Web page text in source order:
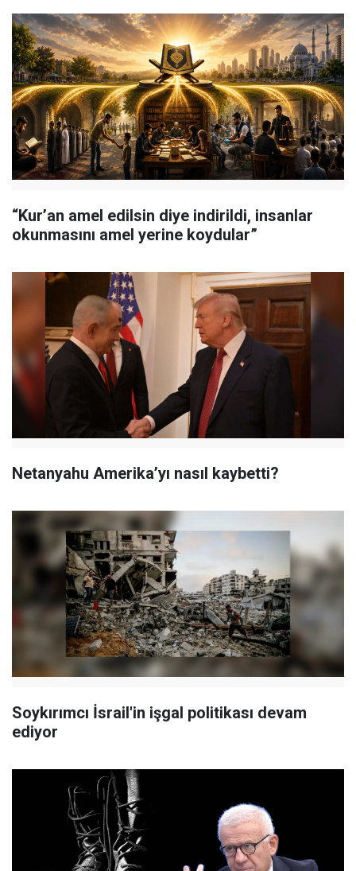
“Kur’an amel edilsin diye indirildi, insanlar
okunmasını amel yerine koydular”
Netanyahu Amerika’yı nasıl kaybetti?
Soykırımcı İsrail'in işgal politikası devam
ediyor